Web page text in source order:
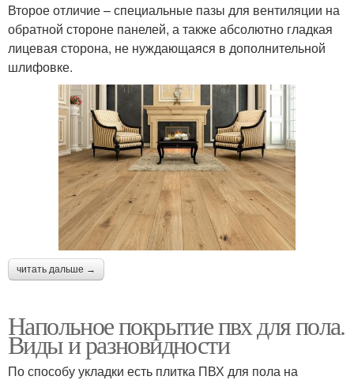
Второе отличие – специальные пазы для вентиляции на
обратной стороне панелей, а также абсолютно гладкая
лицевая сторона, не нуждающаяся в дополнительной
шлифовке.
читать дальше →
Напольное покрытие пвх для пола.
Виды и разновидности
По способу укладки есть плитка ПВХ для пола на